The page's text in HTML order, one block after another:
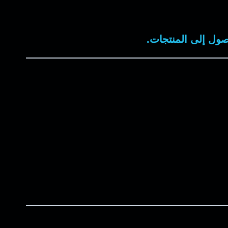
إلى المنتجات.